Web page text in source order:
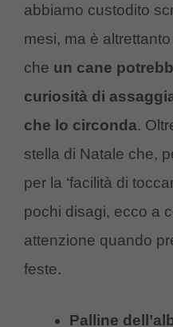
abbiamo custodito
mesi, ma è
che un cane
curiosità di
che lo circonda.
stella di Natale che,
per la ‘facilità di
pochi disagi, ecco a
attenzione quando
feste.
Palline